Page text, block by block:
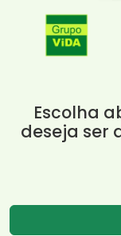
Escolha
deseja ser